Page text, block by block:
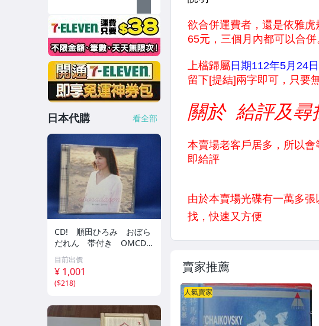
賣家推薦
人氣賣家
日本代購 看全部
CD! 順田ひろみ おぼら
だれん 帯付き OMCD-1
6 42405
目前出價
¥ 1,001
($218)